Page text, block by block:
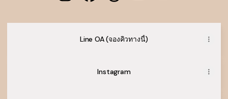
Line OA (จองคิวทางนี้)
Instagram